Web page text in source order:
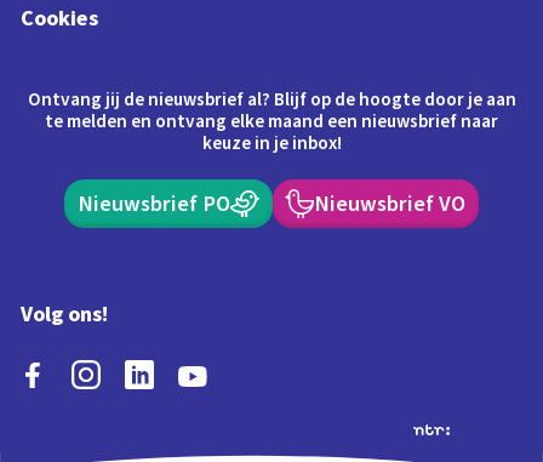
Cookies
Ontvang jij de nieuwsbrief al? Blijf op de hoogte door je aan
te melden en ontvang elke maand een nieuwsbrief naar
keuze in je inbox!
Nieuwsbrief PO Nieuwsbrief VO
Volg ons!